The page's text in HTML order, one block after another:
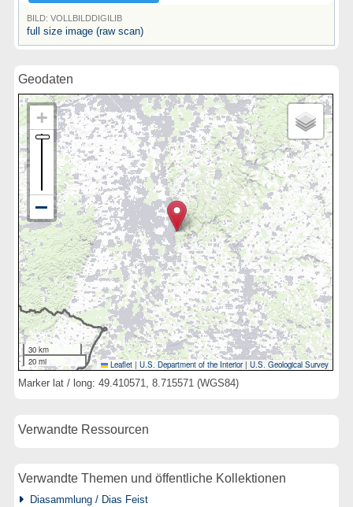
BILD: VOLLBILDDIGILIB
full size image (raw scan)
Geodaten
30 km
20 mi
Leaflet | U.S. Department of the Interior|U.S. Geological Survey
Marker lat / long: 49.410571, 8.715571 (WGS84)
Verwandte Ressourcen
Verwandte Themen und öffentliche Kollektionen
Diasammlung / Dias Feist